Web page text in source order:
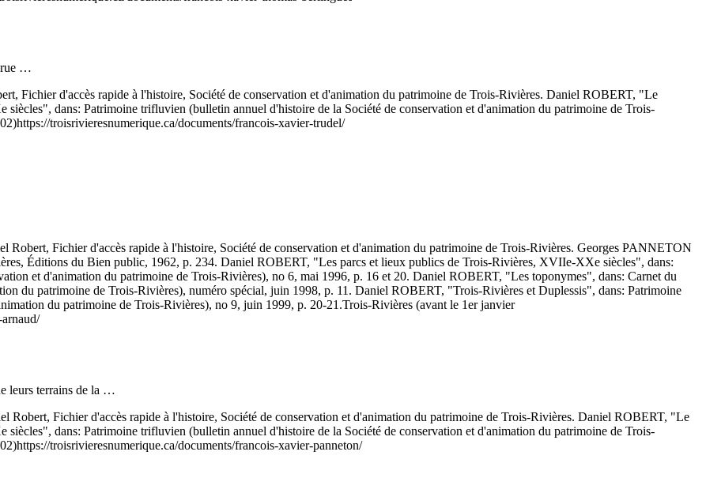
…
Fichier d'accès rapide à l'histoire, Société de conservation et d'animation du patrimoine de Trois-Rivières. Daniel ROBERT, "Le
dans: Patrimoine trifluvien (bulletin annuel d'histoire de la Société de conservation et d'animation du patrimoine de Trois-
https://troisrivieresnumerique.ca/documents/francois-xavier-trudel/
Robert, Fichier d'accès rapide à l'histoire, Société de conservation et d'animation du patrimoine de Trois-Rivières. Georges PANNETON
Éditions du Bien public, 1962, p. 234. Daniel ROBERT, "Les parcs et lieux publics de Trois-Rivières, XVIIe-XXe siècles", dans:
et d'animation du patrimoine de Trois-Rivières), no 6, mai 1996, p. 16 et 20. Daniel ROBERT, "Les toponymes", dans: Carnet du
du patrimoine de Trois-Rivières), numéro spécial, juin 1998, p. 11. Daniel ROBERT, "Trois-Rivières et Duplessis", dans: Patrimoine
du patrimoine de Trois-Rivières), no 9, juin 1999, p. 20-21.Trois-Rivières (avant le 1er janvier
leurs terrains de la …
Robert, Fichier d'accès rapide à l'histoire, Société de conservation et d'animation du patrimoine de Trois-Rivières. Daniel ROBERT, "Le
dans: Patrimoine trifluvien (bulletin annuel d'histoire de la Société de conservation et d'animation du patrimoine de Trois-
https://troisrivieresnumerique.ca/documents/francois-xavier-panneton/